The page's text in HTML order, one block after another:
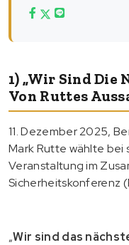
1) „Wir Sind Die
Von Ruttes
11. Dezember 2025,
Mark Rutte wählte bei
Veranstaltung im
Sicherheitskonferenz
„Wir sind das